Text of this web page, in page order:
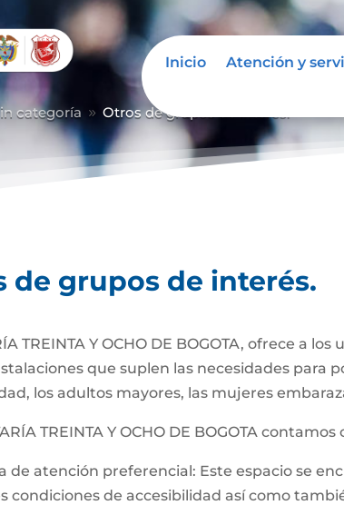
Inicio Atención y
categoría 9 Otros de grupos de interés.
de grupos de interés.
TREINTA Y OCHO DE BOGOTA, ofrece a
que suplen las necesidades para
los adultos mayores, las mujeres
TREINTA Y OCHO DE BOGOTA contamos
de atención preferencial: Este espacio se
condiciones de accesibilidad así como